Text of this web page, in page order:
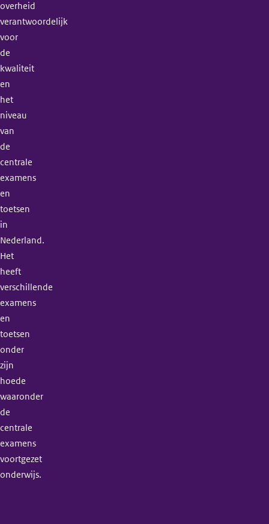
overheid
verantwoordelijk
voor
de
kwaliteit
en
het
niveau
van
de
centrale
examens
en
toetsen
in
Nederland.
Het
heeft
verschillende
examens
en
toetsen
onder
zijn
hoede
waaronder
de
centrale
examens
voortgezet
onderwijs.